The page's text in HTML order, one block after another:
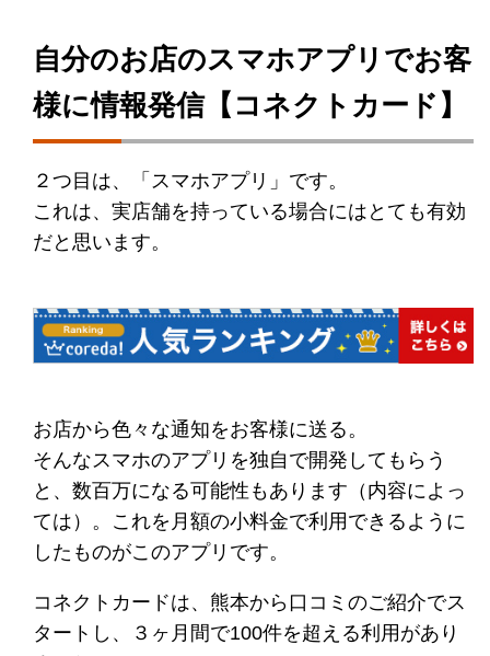
自分のお店のスマホアプリでお客
様に情報発信【コネクトカード】
２つ目は、「スマホアプリ」です。
これは、実店舗を持っている場合にはとても有効
だと思います。
お店から色々な通知をお客様に送る。
そんなスマホのアプリを独自で開発してもらう
と、数百万になる可能性もあります（内容によっ
ては）。これを月額の小料金で利用できるように
したものがこのアプリです。
コネクトカードは、熊本から口コミのご紹介でス
タートし、３ヶ月間で100件を超える利用があり